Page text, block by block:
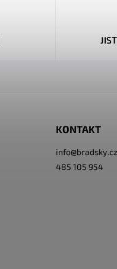
KONTAKT
info@bradsky.cz
485 105 954